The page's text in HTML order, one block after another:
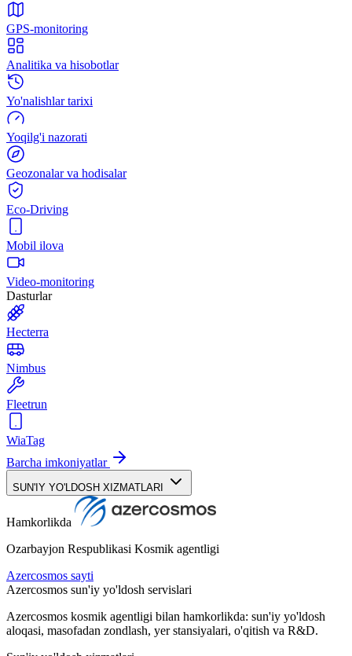
GPS-monitoring
Analitika va hisobotlar
Yo'nalishlar tarixi
Yoqilg'i nazorati
Geozonalar va hodisalar
Eco-Driving
Mobil ilova
Video-monitoring
Dasturlar
Hecterra
Nimbus
Fleetrun
WiaTag
Barcha imkoniyatlar
SUN'IY YO'LDOSH XIZMATLARI
Hamkorlikda
Ozarbayjon Respublikasi Kosmik agentligi
Azercosmos sayti
Azercosmos sun'iy yo'ldosh servislari
Azercosmos kosmik agentligi bilan hamkorlikda: sun'iy yo'ldosh
aloqasi, masofadan zondlash, yer stansiyalari, o'qitish va R&D.